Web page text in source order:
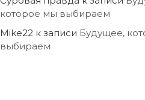
которое мы выбираем
Mike22 к записи Будущее,
выбираем